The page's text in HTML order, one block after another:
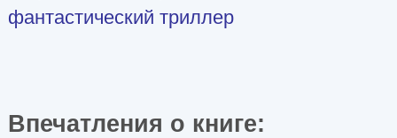
фантастический триллер
Впечатления о книге: